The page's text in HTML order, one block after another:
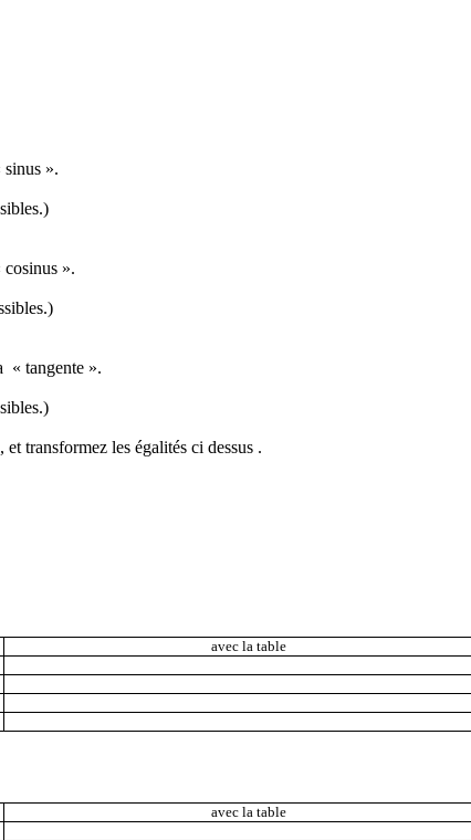
».
».
« tangente ».
et transformez les égalités ci dessus .
avec la table
avec la table